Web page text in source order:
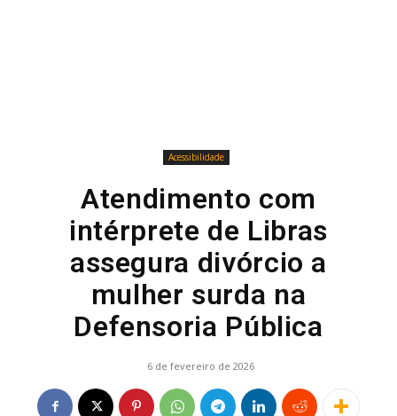
Acessibilidade
Atendimento com
intérprete de Libras
assegura divórcio a
mulher surda na
Defensoria Pública
6 de fevereiro de 2026